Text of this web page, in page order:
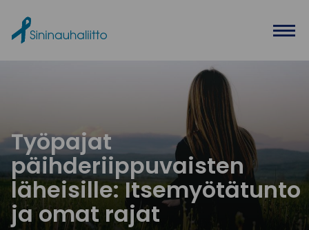
Työpajat
päihderiippuvaisten
läheisille: Itsemyötätunto
ja omat rajat